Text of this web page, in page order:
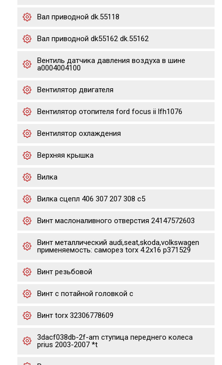
Вал приводной dk.55118
Вал приводной dk55162 dk.55162
Вентиль датчика давления воздуха в шине
a0004004100
Вентилятор двигателя
Вентилятор отопителя ford focus ii lfh1076
Вентилятор охлаждения
Верхняя крышка
Вилка
Вилка сцепл 406 307 207 308 c5
Винт маслоналивного отверстия 24147572603
Винт металлический audi,seat,skoda,volkswagen
применяемость: саморез torx 4.2х16 p371529
Винт резьбовой
Винт с потайной головкой с
Винт torx 32306778609
3dacf038db-2f-am ступица переднего колеса
prius 2003-2007 *t